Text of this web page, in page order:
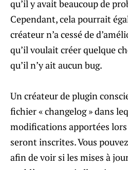
qu’il y avait beaucoup de
Cependant, cela pourrait
créateur n’a cessé de
qu’il voulait créer quelque
qu’il n’y ait aucun bug.
Un créateur de plugin
fichier « changelog » dans
modifications apportées
seront inscrites. Vous
afin de voir si les mises à